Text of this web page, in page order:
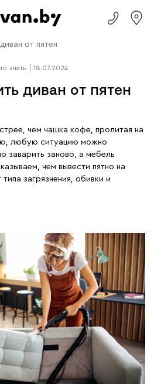
от пятен
знать 18.07.2024
диван от пятен
чем чашка кофе, пролитая на
любую ситуацию можно
заварить заново, а мебель
чем вывести пятно на
загрязнения, обивки и